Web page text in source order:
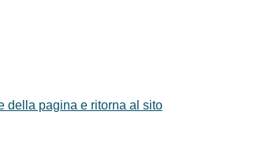
della pagina e ritorna al sito